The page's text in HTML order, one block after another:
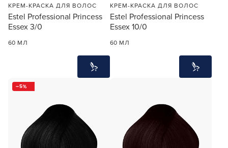
КРЕМ-КРАСКА ДЛЯ ВОЛОС
Estel Professional Princess
Essex 3/0
60 МЛ
КРЕМ-КРАСКА ДЛЯ ВОЛОС
Estel Professional Princess
Essex 10/0
60 МЛ
5
Заяц–робот
В новом приложении RedHare Market для Android
намного быстрее!
УСТАНОВИТЬ ИЗ GOOGLE PLAY